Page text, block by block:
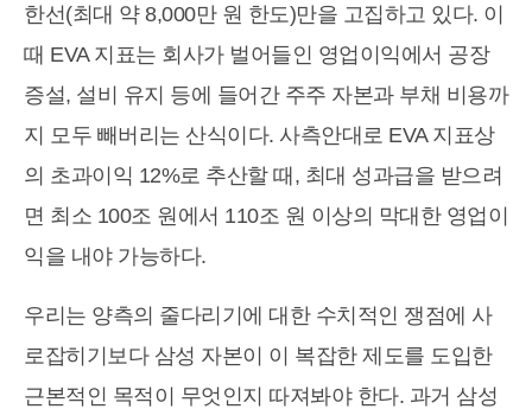
한선(최대 약 8,000만 원 한도)만을 고집하고 있다. 이
때 EVA 지표는 회사가 벌어들인 영업이익에서 공장
증설, 설비 유지 등에 들어간 주주 자본과 부채 비용까
지 모두 빼버리는 산식이다. 사측안대로 EVA 지표상
의 초과이익 12%로 추산할 때, 최대 성과급을 받으려
면 최소 100조 원에서 110조 원 이상의 막대한 영업이
익을 내야 가능하다.
우리는 양측의 줄다리기에 대한 수치적인 쟁점에 사
로잡히기보다 삼성 자본이 이 복잡한 제도를 도입한
근본적인 목적이 무엇인지 따져봐야 한다. 과거 삼성